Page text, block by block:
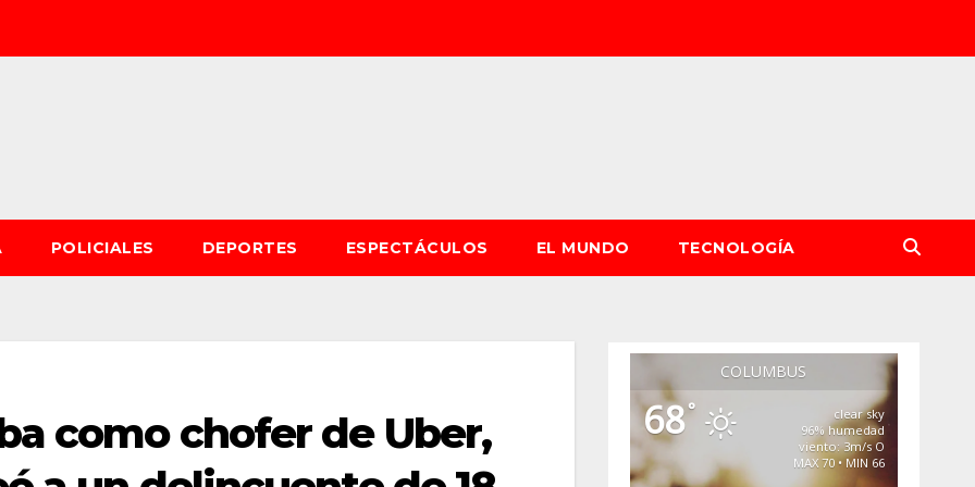
POLICIALES DEPORTES ESPECTÁCULOS EL MUNDO TECNOLOGÍA
como chofer de Uber,
COLUMBUS
68°
clear sky
96% humedad
viento: 3m/s O
MAX 70 • MIN 66